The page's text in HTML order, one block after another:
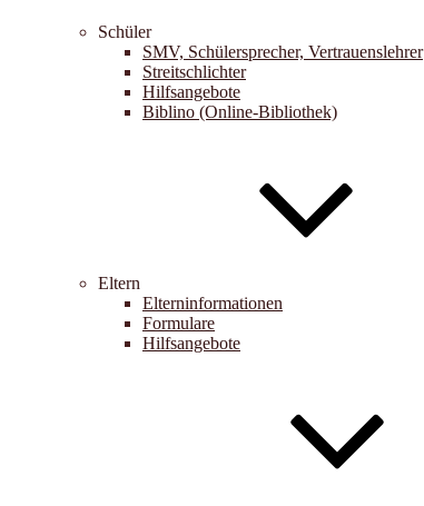
Schüler
SMV, Schülersprecher, Vertrauenslehrer
Streitschlichter
Hilfsangebote
Biblino (Online-Bibliothek)
Eltern
Elterninformationen
Formulare
Hilfsangebote